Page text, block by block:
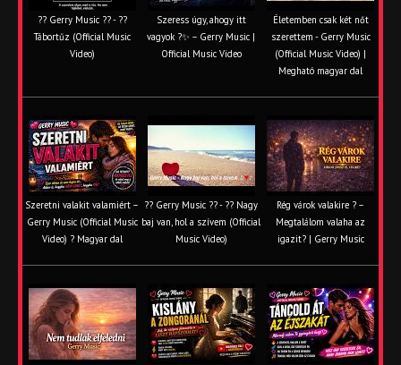
?? Gerry Music ?? - ??
Tábortűz (Official Music
Video)
Szeress úgy, ahogy itt
vagyok ?✨ – Gerry Music |
Official Music Video
Életemben csak két nőt
szerettem - Gerry Music
(Official Music Video) |
Megható magyar dal
Szeretni valakit valamiért –
Gerry Music (Official Music
Video) ? Magyar dal
?? Gerry Music ?? - ?? Nagy
baj van, hol a szívem (Official
Music Video)
Rég várok valakire ? –
Megtalálom valaha az
igazit? | Gerry Music